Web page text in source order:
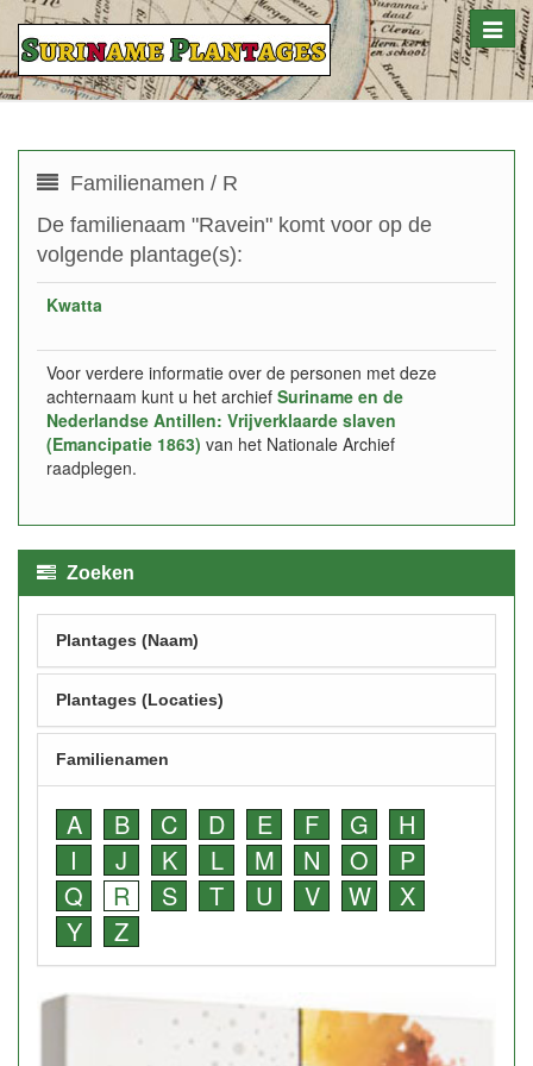
Toggle
Familienamen / R
De familienaam "Ravein" komt voor op de
volgende plantage(s):
Kwatta
Voor verdere informatie over de personen met deze
achternaam kunt u het archief Suriname en de
Nederlandse Antillen: Vrijverklaarde slaven
(Emancipatie 1863) van het Nationale Archief
raadplegen.
Zoeken
Plantages (Naam)
Plantages (Locaties)
Familienamen
A B C D E F G
H
I
J K L M N O
P
Q
R S T U V W
X
Y
Z